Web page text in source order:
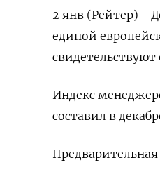
2 янв (Рейтер) -
единой
Индекс
составил в